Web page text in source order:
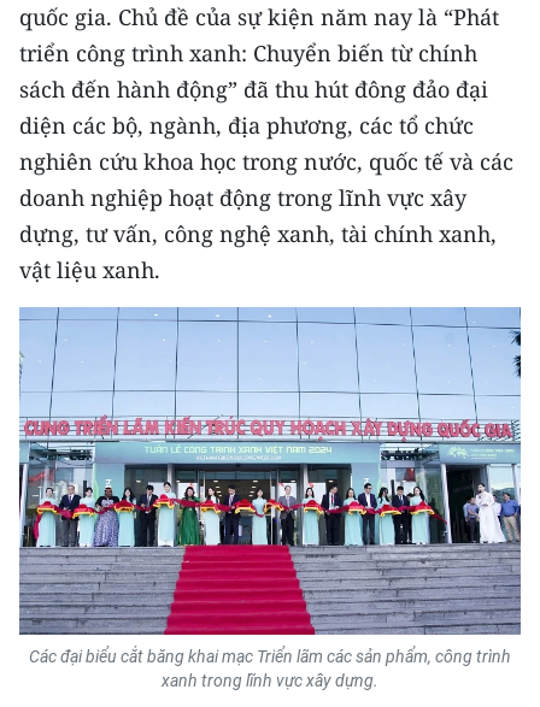
quốc gia. Chủ đề của sự kiện năm nay là “Phát
triển công trình xanh: Chuyển biến từ chính
sách đến hành động” đã thu hút đông đảo đại
diện các bộ, ngành, địa phương, các tổ chức
nghiên cứu khoa học trong nước, quốc tế và các
doanh nghiệp hoạt động trong lĩnh vực xây
dựng, tư vấn, công nghệ xanh, tài chính xanh,
vật liệu xanh.
Các đại biểu cắt băng khai mạc Triển lãm các sản phẩm, công trình
xanh trong lĩnh vực xây dựng.